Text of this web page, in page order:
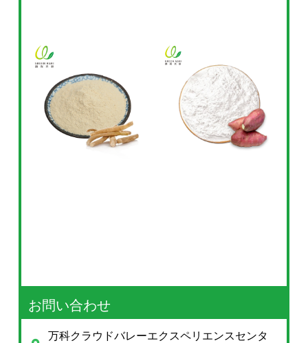
お問い合わせ
万科クラウドバレーエクスペリエンスセンタ